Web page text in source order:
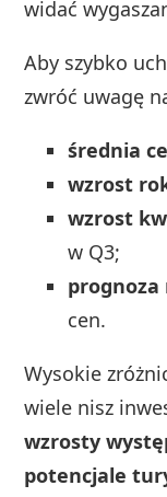
widać
Aby szybko
zwróć uwagę
średnia
wzrost
wzrost
w Q3;
prognoza
cen.
Wysokie
wiele nisz
wzrosty
potencjale